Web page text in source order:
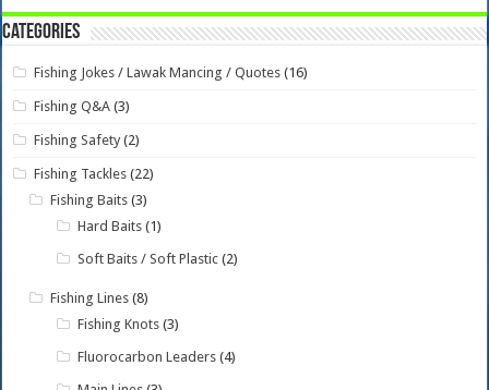
Categories
Fishing Jokes / Lawak Mancing / Quotes (16)
Fishing Q&A (3)
Fishing Safety (2)
Fishing Tackles (22)
Fishing Baits (3)
Hard Baits (1)
Soft Baits / Soft Plastic (2)
Fishing Lines (8)
Fishing Knots (3)
Fluorocarbon Leaders (4)